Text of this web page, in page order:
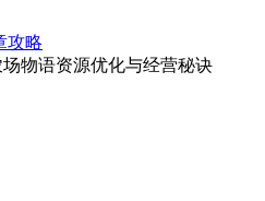
攻略
场物语资源优化与经营秘诀